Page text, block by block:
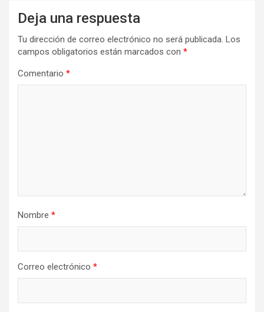
Deja una respuesta
Tu dirección de correo electrónico no será publicada. Los
campos obligatorios están marcados con *
Comentario *
Nombre *
Correo electrónico *